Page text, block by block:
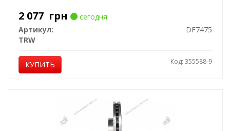
2 077 грн
сегодня
Артикул:
DF7475
TRW
КУПИТЬ Код: 355588-9